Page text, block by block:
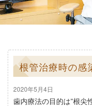
根管治療時の感
2020年5月4日
歯内療法の目的は”根尖